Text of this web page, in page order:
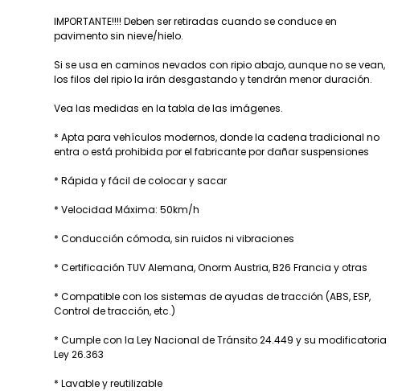
IMPORTANTE!!!! Deben ser retiradas cuando se conduce en
pavimento sin nieve/hielo.
Si se usa en caminos nevados con ripio abajo, aunque no se vean,
los filos del ripio la irán desgastando y tendrán menor duración.
Vea las medidas en la tabla de las imágenes.
* Apta para vehículos modernos, donde la cadena tradicional no
entra o está prohibida por el fabricante por dañar suspensiones
* Rápida y fácil de colocar y sacar
* Velocidad Máxima: 50km/h
* Conducción cómoda, sin ruidos ni vibraciones
* Certificación TUV Alemana, Onorm Austria, B26 Francia y otras
* Compatible con los sistemas de ayudas de tracción (ABS, ESP,
Control de tracción, etc.)
* Cumple con la Ley Nacional de Tránsito 24.449 y su modificatoria
Ley 26.363
* Lavable y reutilizable